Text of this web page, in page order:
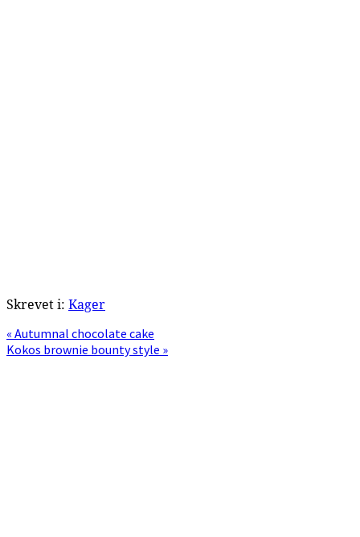
Skrevet i: Kager
Previous
Post:
« Autumnal chocolate cake
Next
Kokos brownie bounty style »